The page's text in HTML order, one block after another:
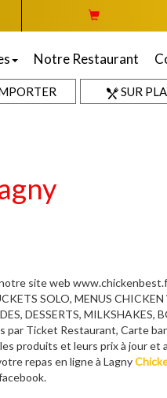
Notre Restaurant
SUR
site web
SOLO, MENUS
DESSERTS, MILKSHAKES,
par Ticket Restaurant, Carte
produits et leurs prix à jour et
repas en ligne à Lagny